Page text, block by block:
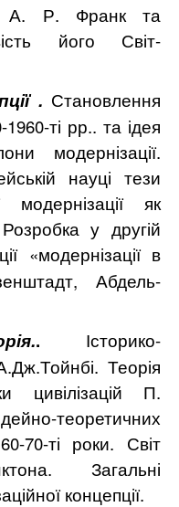
А. Р. Франк та
його Світ-
. Становлення
1960-ті рр.. та ідея
модернізації.
науці тези
як
у другій
«модернізації в
Абдель-
. Історико-
Теорія
цивілізацій П.
теоретичних
70-ті роки. Світ
Загальні
концепції.